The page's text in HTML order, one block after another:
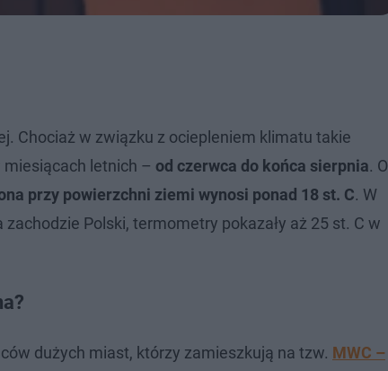
Chociaż w związku z ociepleniem klimatu takie
miesiącach letnich – od czerwca do końca sierpnia. O
przy powierzchni ziemi wynosi ponad 18 st. C. W
Polski, termometry pokazały aż 25 st. C w
dużych miast, którzy zamieszkują na tzw. MWC –